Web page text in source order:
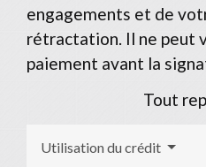
engagements et de
rétractation. Il ne peut
paiement avant la
Tout
Utilisation du crédit